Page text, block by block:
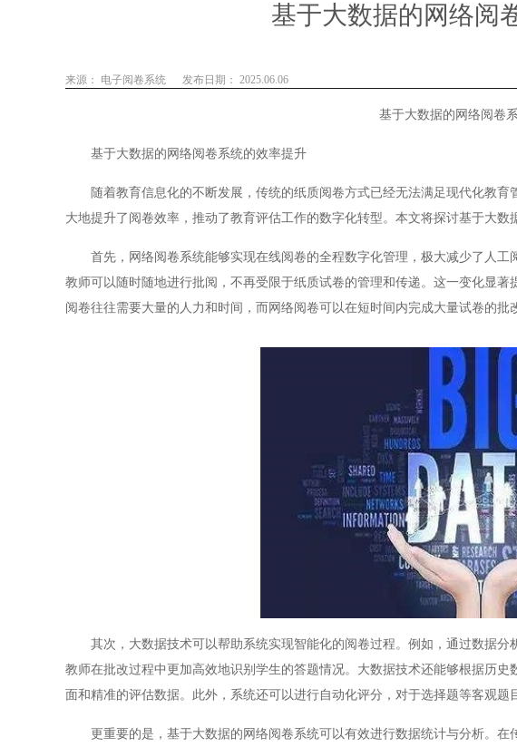
基于大数据的网络阅
来源： 电子阅卷系统 发布日期： 2025.06.06
基于大数据的网络阅卷
基于大数据的网络阅卷系统的效率提升
随着教育信息化的不断发展，传统的纸质阅卷方式已经无法满足现代化教育
大地提升了阅卷效率，推动了教育评估工作的数字化转型。本文将探讨基于大数
首先，网络阅卷系统能够实现在线阅卷的全程数字化管理，极大减少了人工
教师可以随时随地进行批阅，不再受限于纸质试卷的管理和传递。这一变化显
阅卷往往需要大量的人力和时间，而网络阅卷可以在短时间内完成大量试卷的批
其次，大数据技术可以帮助系统实现智能化的阅卷过程。例如，通过数据分
教师在批改过程中更加高效地识别学生的答题情况。大数据技术还能够根据历
面和精准的评估数据。此外，系统还可以进行自动化评分，对于选择题等客观题
更重要的是，基于大数据的网络阅卷系统可以有效进行数据统计与分析。在